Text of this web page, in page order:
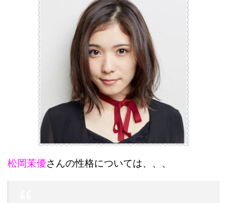
松岡茉優さんの性格については、、、